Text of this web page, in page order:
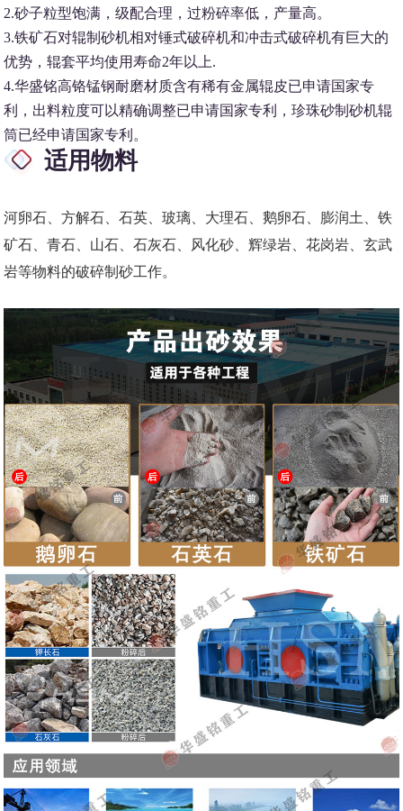
2.砂子粒型饱满，级配合理，过粉碎率低，产量高。
3.铁矿石对辊制砂机相对锤式破碎机和冲击式破碎机有巨大的
优势，辊套平均使用寿命2年以上.
4.华盛铭高铬锰钢耐磨材质含有稀有金属辊皮已申请国家专
利，出料粒度可以精确调整已申请国家专利，珍珠砂制砂机辊
筒已经申请国家专利。
适用物料
河卵石、方解石、石英、玻璃、大理石、鹅卵石、膨润土、铁
矿石、青石、山石、石灰石、风化砂、辉绿岩、花岗岩、玄武
岩等物料的破碎制砂工作。